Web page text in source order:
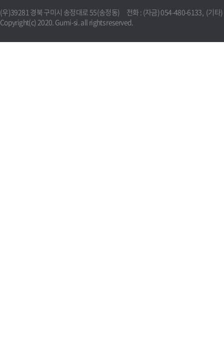
(우)39281 경북 구미시 송정대로 55(송정동) 전화 : (자금) 054-480-6133, (기타
Copyright(c) 2020. Gumi-si. all rights reserved.